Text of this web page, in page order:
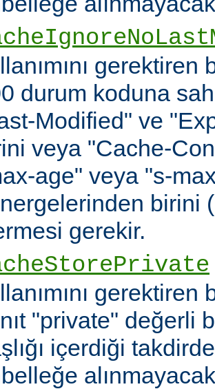
gerektiren
durum koduna
Modified" ve
veya "Cache-
age" veya "s-
birini
gerekir.
gerektiren
"private" değerli
içerdiği